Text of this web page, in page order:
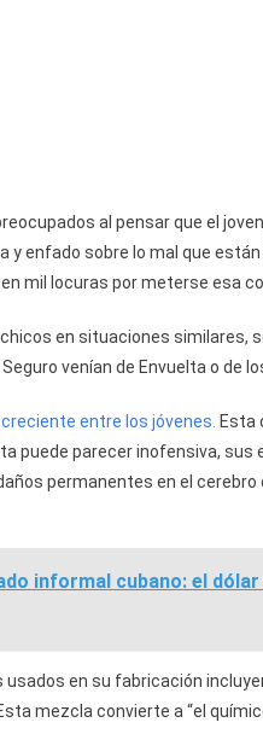
al pensar que el
enfado sobre lo mal que
mil locuras por meterse esa
en situaciones similares,
venían de Envuelta o de
creciente entre los jóvenes. Esta
puede parecer inofensiva,
permanentes en el cerebro
informal cubano: el
en su fabricación
mezcla convierte a “el